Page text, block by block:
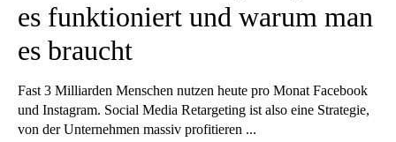
es funktioniert und warum man
es braucht
Fast 3 Milliarden Menschen nutzen heute pro Monat Facebook
und Instagram. Social Media Retargeting ist also eine Strategie,
von der Unternehmen massiv profitieren ...